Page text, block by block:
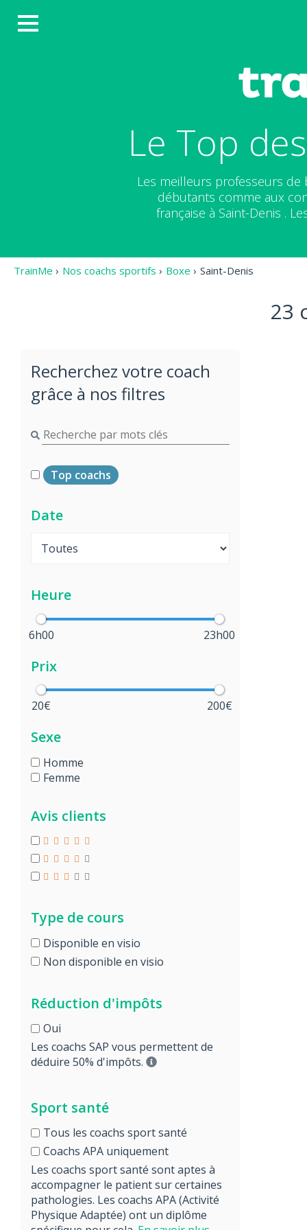
Le Top
Les meilleurs professeurs
débutants comme aux
française à Saint-Denis .
TrainMe › Nos coachs sportifs › Boxe › Saint-Denis
Recherchez votre coach
grâce à nos filtres
Top coachs
Date
Heure
6h00 23h00
Prix
20€ 200€
Sexe
Homme
Femme
Avis clients
Type de cours
Disponible en visio
Non disponible en visio
Réduction d'impôts
Oui
Les coachs SAP vous permettent de
déduire 50% d'impôts.
Sport santé
Tous les coachs sport santé
Coachs APA uniquement
Les coachs sport santé sont aptes à
accompagner le patient sur certaines
pathologies. Les coachs APA (Activité
Physique Adaptée) ont un diplôme
23